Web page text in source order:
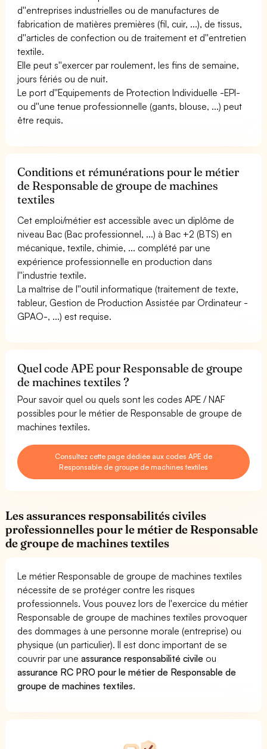
d''entreprises industrielles ou de manufactures de
fabrication de matières premières (fil, cuir, ...), de tissus,
d''articles de confection ou de traitement et d''entretien
textile.
Elle peut s''exercer par roulement, les fins de semaine,
jours fériés ou de nuit.
Le port d''Equipements de Protection Individuelle -EPI-
ou d''une tenue professionnelle (gants, blouse, ...) peut
être requis.
Conditions et rémunérations pour le métier
de Responsable de groupe de machines
textiles
Cet emploi/métier est accessible avec un diplôme de
niveau Bac (Bac professionnel, ...) à Bac +2 (BTS) en
mécanique, textile, chimie, ... complété par une
expérience professionnelle en production dans
l''industrie textile.
La maîtrise de l''outil informatique (traitement de texte,
tableur, Gestion de Production Assistée par Ordinateur -
GPAO-, ...) est requise.
Quel code APE pour Responsable de groupe
de machines textiles ?
Pour savoir quel ou quels sont les codes APE / NAF
possibles pour le métier de Responsable de groupe de
machines textiles.
Consultez cette page dédiée aux codes APE de
Responsable de groupe de machines textiles
Les assurances responsabilités civiles
professionnelles pour le métier de Responsable
de groupe de machines textiles
Le métier Responsable de groupe de machines textiles
nécessite de se protéger contre les risques
professionnels. Vous pouvez lors de l'exercice du métier
Responsable de groupe de machines textiles provoquer
des dommages à une personne morale (entreprise) ou
physique (un particulier). Il est donc important de se
couvrir par uneassurance responsabilité civile ou
assurance RC PRO pour le métier de Responsable de
groupe de machines textiles.